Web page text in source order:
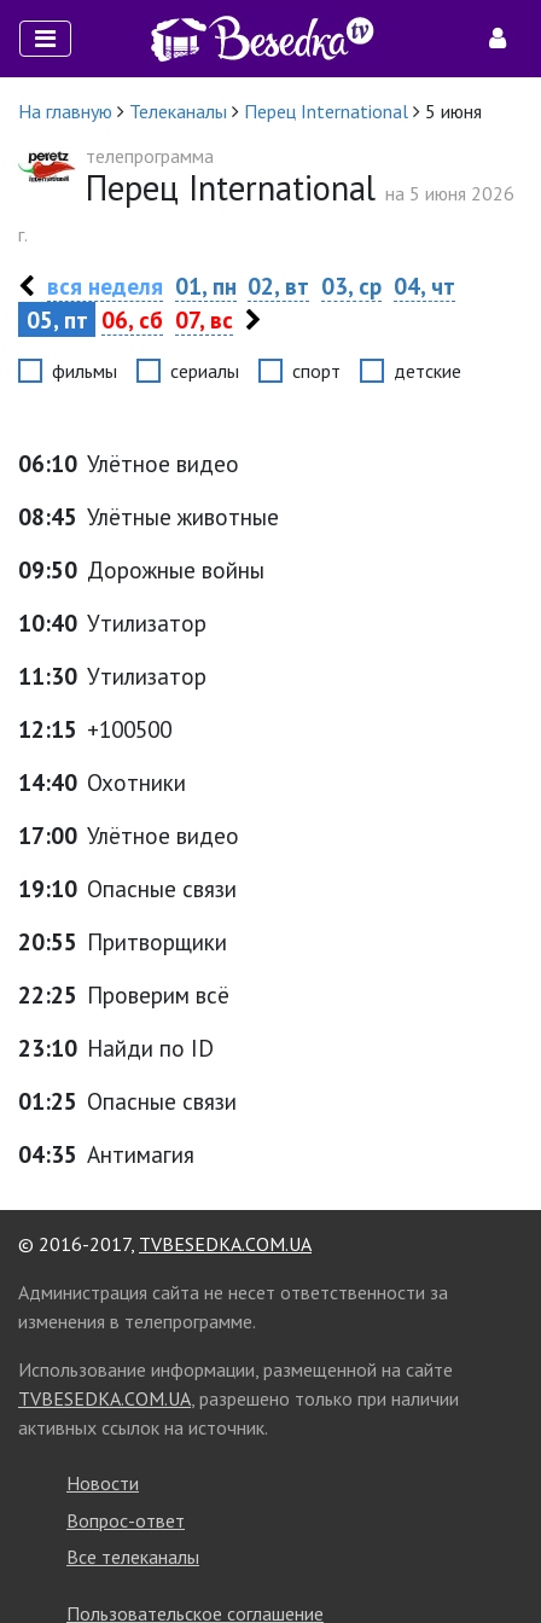
На главную Телеканалы Перец International
5 июня
телепрограмма
Перец International на 5 июня 2026
г.
вся неделя 01, пн 02, вт 03, ср 04, чт
05, пт 06, сб 07, вс
фильмы сериалы спорт детские
06:10 Улётное видео
08:45 Улётные животные
09:50 Дорожные войны
10:40 Утилизатор
11:30 Утилизатор
12:15 +100500
14:40 Охотники
17:00 Улётное видео
19:10 Опасные связи
20:55 Притворщики
22:25 Проверим всё
23:10 Найди по ID
01:25 Опасные связи
04:35 Антимагия
© 2016-2017, TVBESEDKA.COM.UA
Администрация сайта не несет ответственности за
изменения в телепрограмме.
Использование информации, размещенной на сайте
TVBESEDKA.COM.UA, разрешено только при наличии
активных ссылок на источник.
Новости
Вопрос-ответ
Все телеканалы
Пользовательское соглашение